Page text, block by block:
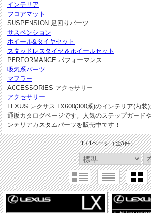
インテリア
フロアマット
SUSPENSION 足回りパーツ
サスペンション
ホイール&タイヤセット
スタッドレスタイヤ＆ホイールセット
PERFORMANCE パフォーマンス
吸気系パーツ
マフラー
ACCESSORIES アクセサリー
アクセサリー
LEXUS レクサス LX600(300系)のインテリア(内装
通販カタログページです。人気のステップガード
ンテリアカスタムパーツを販売中です！
1 / 1ページ（全3件）